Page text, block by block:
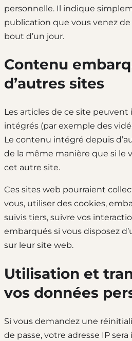
personnelle. Il indique
publication que vous venez
bout d’un jour.
Contenu
d’autres sites
Les articles de ce site
intégrés (par exemple des
Le contenu intégré depuis
de la même manière que si le
cet autre site.
Ces sites web pourraient
vous, utiliser des cookies,
suivis tiers, suivre vos
embarqués si vous disposez
sur leur site web.
Utilisation et
vos données
Si vous demandez une
de passe, votre adresse IP